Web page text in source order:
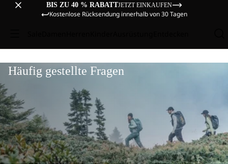
BIS ZU 40 % RABATTJETZT EINKAUFEN
Kostenlose Rücksendung innerhalb von 30 Tagen
Häufig gestellte Fragen